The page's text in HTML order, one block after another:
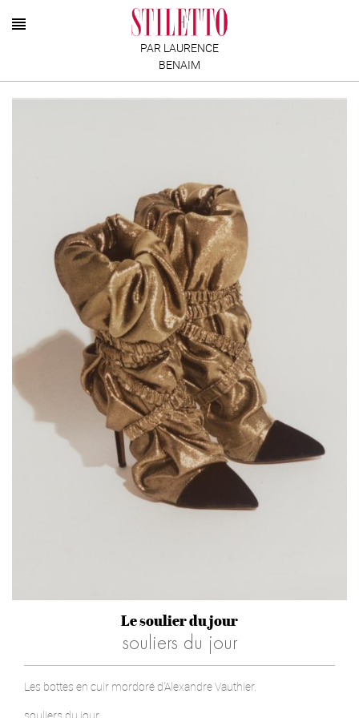
PAR LAURENCE
BENAIM
Le soulier du jour
souliers du jour
Les bottes en cuir mordoré d'Alexandre Vauthier.